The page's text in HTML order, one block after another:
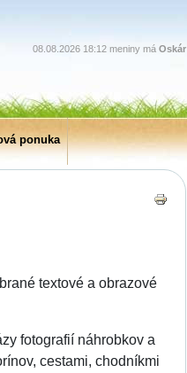
08.08.2026 18:12 meniny má Oskár
ponuka
textové a obrazové
fotografií náhrobkov a
cestami, chodníkmi